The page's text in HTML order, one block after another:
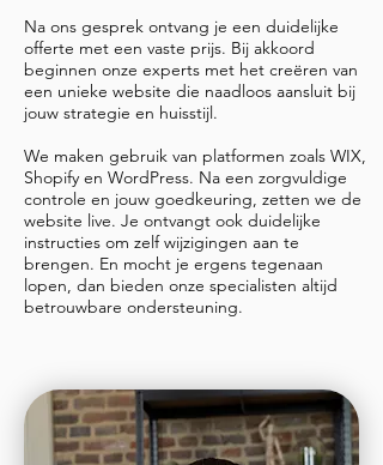
Na ons gesprek ontvang je een duidelijke
offerte met een vaste prijs. Bij akkoord
beginnen onze experts met het creëren van
een unieke website die naadloos aansluit bij
jouw strategie en huisstijl.
We maken gebruik van platformen zoals WIX,
Shopify en WordPress. Na een zorgvuldige
controle en jouw goedkeuring, zetten we de
website live. Je ontvangt ook duidelijke
instructies om zelf wijzigingen aan te
brengen. En mocht je ergens tegenaan
lopen, dan bieden onze specialisten altijd
betrouwbare ondersteuning.